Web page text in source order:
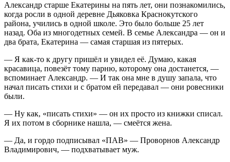
Александр старше Екатерины на пять лет, они познакомились,
когда росли в одной деревне Дьяковка Краснокутского
района, учились в одной школе. Это было больше 25 лет
назад. Оба из многодетных семей. В семье Александра — он и
два брата, Екатерина — самая старшая из пятерых.
— Я как-то к другу пришёл и увидел её. Думаю, какая
красавица, повезёт тому парню, которому она достанется, —
вспоминает Александр. — И так она мне в душу запала, что
начал писать стихи и с братом ей передавал — они ровесники
были.
— Ну как, «писать стихи» — он их просто из книжки списал.
Я их потом в сборнике нашла, — смеётся жена.
— Да, и гордо подписывал «ПАВ» — Проворнов Александр
Владимирович, — подхватывает муж.